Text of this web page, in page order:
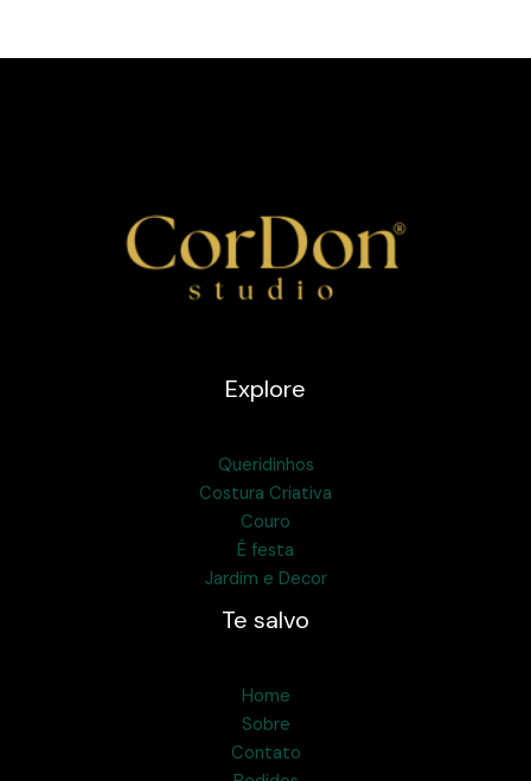
Explore
Queridinhos
Costura Criativa
Couro
É festa
Jardim e Decor
Te salvo
Home
Sobre
Contato